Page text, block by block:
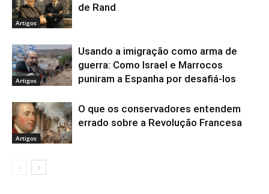
Artigos
de Rand
Artigos
Usando a imigração como arma de
guerra: Como Israel e Marrocos
puniram a Espanha por desafiá-los
Artigos
O que os conservadores entendem
errado sobre a Revolução Francesa